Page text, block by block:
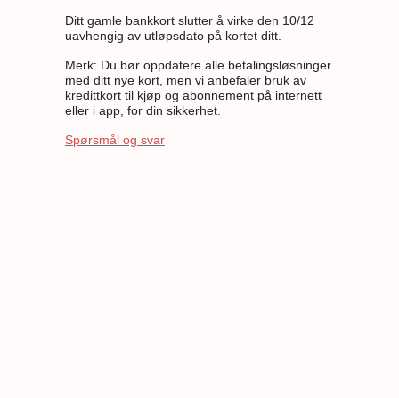
Ditt gamle bankkort slutter å virke den 10/12
uavhengig av utløpsdato på kortet ditt.
Merk: Du bør oppdatere alle betalingsløsninger
med ditt nye kort, men vi anbefaler bruk av
kredittkort til kjøp og abonnement på internett
eller i app, for din sikkerhet.
Spørsmål og svar